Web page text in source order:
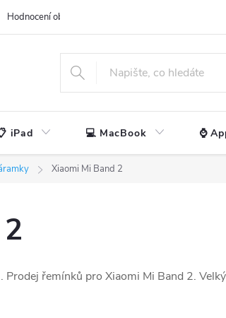
Hodnocení obchodu
iPad 💻 MacBook ⌚
Xiaomi Mi Band 2
řemínků pro Xiaomi Mi Band 2.